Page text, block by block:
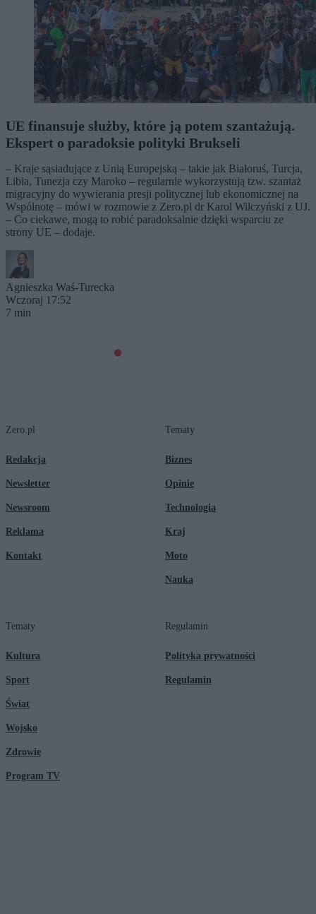
UE finansuje służby, które ją potem szantażują.
Ekspert o paradoksie polityki Brukseli
– Kraje sąsiadujące z Unią Europejską – takie jak Białoruś, Turcja,
Libia, Tunezja czy Maroko – regularnie wykorzystują tzw. szantaż
migracyjny do wywierania presji politycznej lub ekonomicznej na
Wspólnotę – mówi w rozmowie z Zero.pl dr Karol Wilczyński z UJ.
– Co ciekawe, mogą to robić paradoksalnie dzięki wsparciu ze
strony UE – dodaje.
Agnieszka Waś-Turecka
Wczoraj 17:52
7 min
Zero.pl
Redakcja
Newsletter
Newsroom
Reklama
Kontakt
Tematy
Biznes
Opinie
Technologia
Kraj
Moto
Nauka
Tematy
Kultura
Sport
Świat
Wojsko
Zdrowie
Program TV
Regulamin
Polityka prywatności
Regulamin